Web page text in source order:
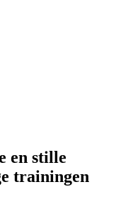
en stille
trainingen